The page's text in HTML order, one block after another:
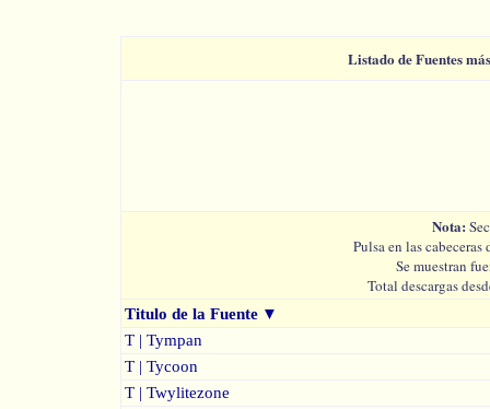
Listado de Fuentes
Nota:
Pulsa en las
Se muestran
Total descargas
Titulo de la Fuente ▼
T | Tympan
T | Tycoon
T | Twylitezone